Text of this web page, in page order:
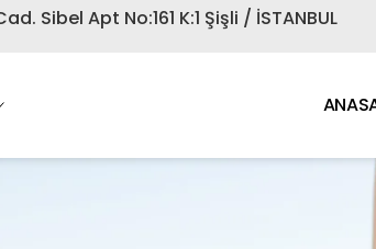
Sibel Apt No:161 K:1 Şişli / İSTANBUL